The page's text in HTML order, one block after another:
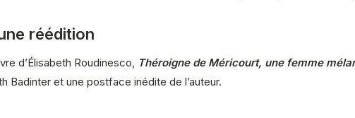
réédition
d’Élisabeth Roudinesco, Théroigne de Méricourt, une femme
Badinter et une postface inédite de l’auteur.